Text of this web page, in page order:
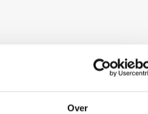
Over
mogelijk Voor